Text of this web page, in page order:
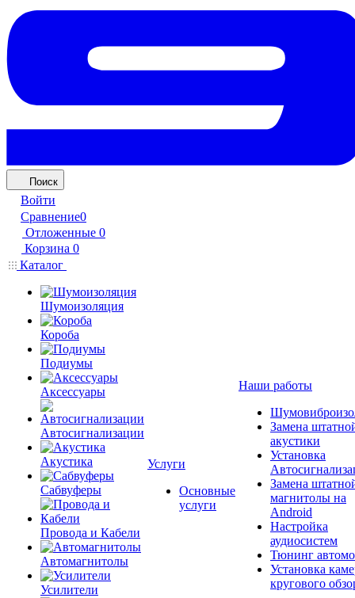
Поиск
Войти
Сравнение0
Отложенные 0
Корзина 0
Каталог
Шумоизоляция
Короба
Подиумы
Аксессуары
Автосигнализации
Акустика
Сабвуферы
Провода и Кабели
Автомагнитолы
Усилители
Услуги
Основные
услуги
Наши работы
Замена
акустики
Установка
Замена
магнитолы на
Android
Настройка
аудиосистем
Тюнинг
Установка
кругового